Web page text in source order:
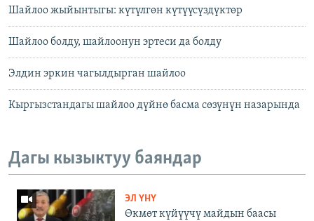
Шайлоо жыйынтыгы: күтүлгөн күтүүсүздүктөр
Шайлоо болду, шайлоонун эртеси да болду
Элдин эркин чагылдырган шайлоо
Кыргызстандагы шайлоо дүйнө басма сөзүнүн назарында
Дагы кызыктуу баяндар
ЭЛ ҮНҮ
Өкмөт күйүүчү майдын баасы